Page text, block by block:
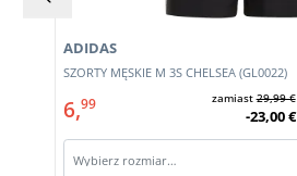
SZORTY MĘSKIE M 3S CHELSEA (GL0022)
ADIDAS
6,99 zamiast29,99 €
-23,00 €
Wybierz rozmiar…